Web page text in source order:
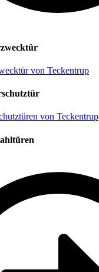
von Teckentrup
von Teckentrup